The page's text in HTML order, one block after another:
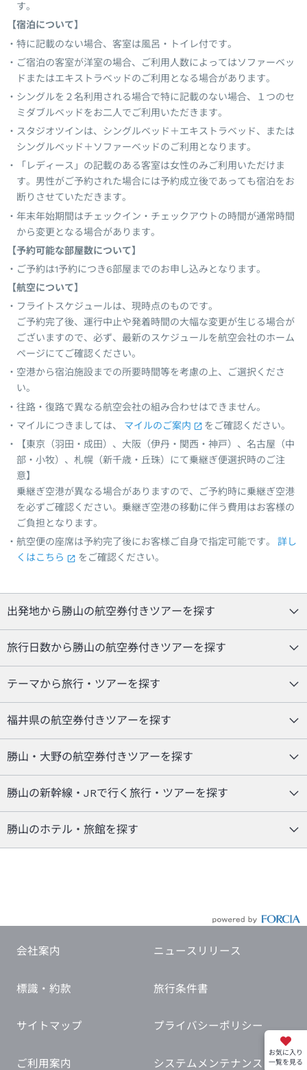
す。
【宿泊について】
特に記載のない場合、客室は風呂・トイレ付です。
ご宿泊の客室が洋室の場合、ご利用人数によってはソファーベッ
ドまたはエキストラベッドのご利用となる場合があります。
シングルを２名利用される場合で特に記載のない場合、１つのセ
ミダブルベッドをお二人でご利用いただきます。
スタジオツインは、シングルベッド＋エキストラベッド、または
シングルベッド＋ソファーベッドのご利用となります。
「レディース」の記載のある客室は女性のみご利用いただけま
す。男性がご予約された場合には予約成立後であっても宿泊をお
断りさせていただきます。
年末年始期間はチェックイン・チェックアウトの時間が通常時間
から変更となる場合があります。
【予約可能な部屋数について】
ご予約は1予約につき6部屋までのお申し込みとなります。
【航空について】
フライトスケジュールは、現時点のものです。
ご予約完了後、運行中止や発着時間の大幅な変更が生じる場合が
ございますので、必ず、最新のスケジュールを航空会社のホーム
ページにてご確認ください。
空港から宿泊施設までの所要時間等を考慮の上、ご選択くださ
い。
往路・復路で異なる航空会社の組み合わせはできません。
マイルにつきましては、
マイルのご案内
をご確認ください。
【東京（羽田・成田）、大阪（伊丹・関西・神戸）、名古屋（中
部・小牧）、札幌（新千歳・丘珠）にて乗継ぎ便選択時のご注
意】
乗継ぎ空港が異なる場合がありますので、ご予約時に乗継ぎ空港
を必ずご確認ください。乗継ぎ空港の移動に伴う費用はお客様の
ご負担となります。
航空便の座席は予約完了後にお客様ご自身で指定可能です。
詳し
くはこちら
をご確認ください。
お気に入り
一覧を見る
出発地から勝山の航空券付きツアーを探す
旅行日数から勝山の航空券付きツアーを探す
テーマから旅行・ツアーを探す
福井県の航空券付きツアーを探す
勝山・大野の航空券付きツアーを探す
勝山の新幹線・JRで行く旅行・ツアーを探す
勝山のホテル・旅館を探す
会社案内 ニュースリリース
標識・約款 旅行条件書
サイトマップ プライバシーポリシー
ご利用案内 システムメンテナンス